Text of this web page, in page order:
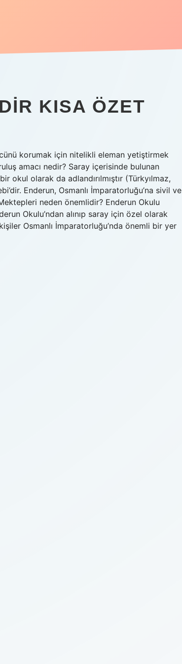
KISA ÖZET
korumak için nitelikli eleman yetiştirmek
amacı nedir? Saray içerisinde bulunan
olarak da adlandırılmıştır (Türkyılmaz,
Enderun, Osmanlı İmparatorluğu’na sivil ve
neden önemlidir? Enderun Okulu
Okulu’ndan alınıp saray için özel olarak
Osmanlı İmparatorluğu’nda önemli bir yer